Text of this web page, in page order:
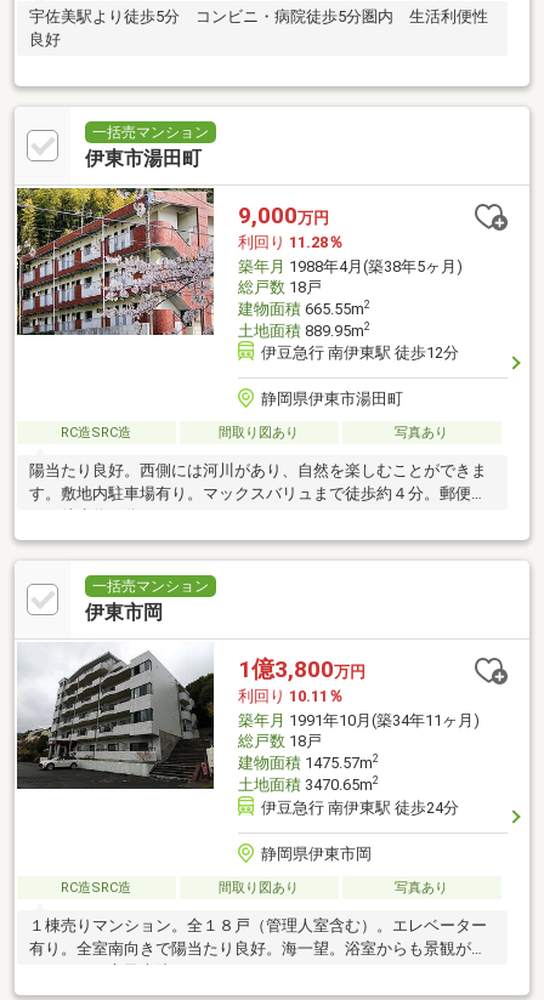
宇佐美駅より徒歩5分 コンビニ・病院徒歩5分圏内 生活利便性
良好
一括売マンション
伊東市湯田町
9,000万円
利回り 11.28％
築年月 1988年4月(築38年5ヶ月)
総戸数18戸
建物面積665.55m2
土地面積889.95m2
伊豆急行 南伊東駅 徒歩12分
静岡県伊東市湯田町
RC造SRC造 間取り図あり 写真あり
陽当たり良好。西側には河川があり、自然を楽しむことができま
す。敷地内駐車場有り。マックスバリュまで徒歩約４分。郵便局
一括売マンション
伊東市岡
1億3,800万円
利回り 10.11％
築年月 1991年10月(築34年11ヶ月)
総戸数18戸
建物面積1475.57m2
土地面積3470.65m2
伊豆急行 南伊東駅 徒歩24分
静岡県伊東市岡
RC造SRC造 間取り図あり 写真あり
１棟売りマンション。全１８戸（管理人室含む）。エレベーター
有り。全室南向きで陽当たり良好。海一望。浴室からも景観が楽
しめます。市民病院まで７５０ｍ。